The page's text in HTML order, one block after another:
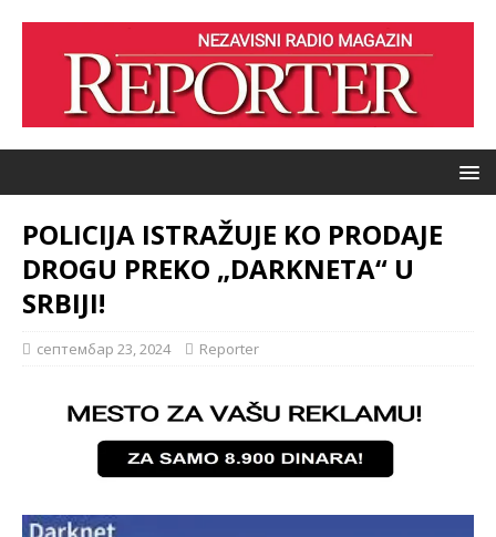
POLICIJA ISTRAŽUJE KO PRODAJE
DROGU PREKO „DARKNETA“ U
SRBIJI!
септембар 23, 2024 Reporter